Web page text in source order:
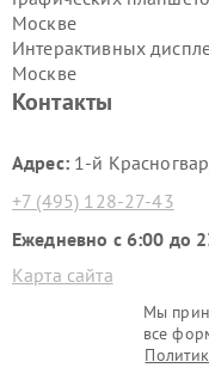
Мы
все
Москве
Интерактивных
Москве
Контакты
Адрес: 1-й
+7 (495) 128-27-43
Ежедневно с 6:00 до
Карта сайта